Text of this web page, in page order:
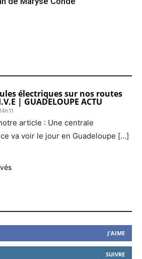
électriques sur nos routes
| GUADELOUPE ACTU
article : Une centrale
va voir le jour en Guadeloupe […]
J'AIME
SUIVRE